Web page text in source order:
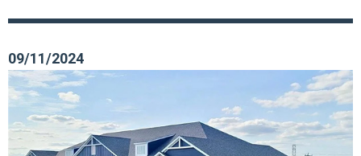
09/11/2024